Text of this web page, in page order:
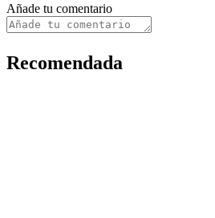
Añade tu comentario
Recomendada